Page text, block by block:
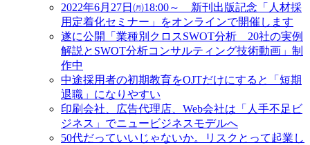
2022年6月27日㈪18:00～ 新刊出版記念「人材採
用定着化セミナー」をオンラインで開催します
遂に公開「業種別クロスSWOT分析 20社の実例
解説とSWOT分析コンサルティング技術動画」制
作中
中途採用者の初期教育をOJTだけにすると「短期
退職」になりやすい
印刷会社、広告代理店、Web会社は「人手不足ビ
ジネス」でニュービジネスモデルへ
50代だっていいじゃないか。リスクとって起業し